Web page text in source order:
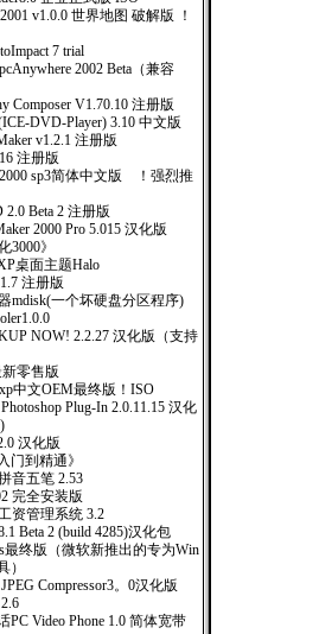
v1.0.0 世界地图 破解版 ！
7 trial
2002 Beta（兼容
Composer V1.70.10 注册版
DVD-Player) 3.10 中文版
v1.2.1 注册版
注册版
sp3简体中文版 ！强烈推
2.0 Beta 2 注册版
2000 Pro 5.015 汉化版
3000》
桌面主题Halo
注册版
mdisk(一个坏硬盘分区程序)
NOW! 2.2.27 汉化版（支持
零售版
中文OEM最终版！ISO
Plug-In 2.0.11.15 汉化
汉化版
门到精通》
音五笔 2.53
完全安装版
资管理系统 3.2
Beta 2 (build 4285)汉化包
最终版（微软新推出的专为Win
）
Compressor3。0汉化版
PC Video Phone 1.0 简体宽带